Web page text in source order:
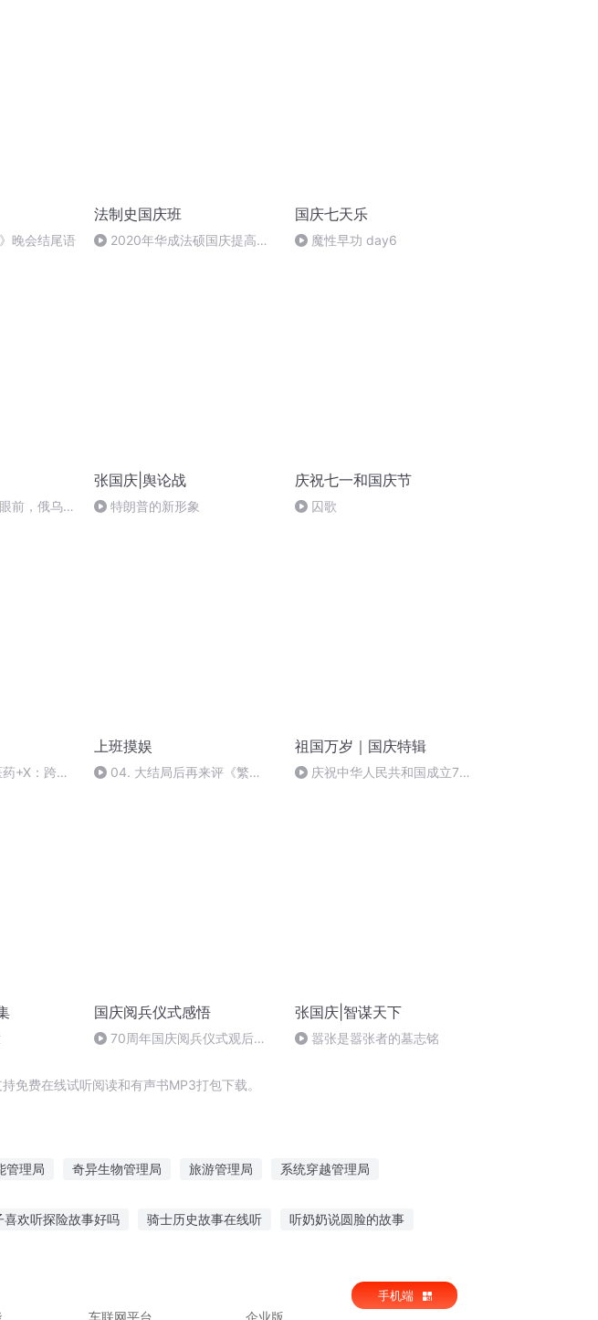
晚会结尾语
法制史国庆班
2020年华成法硕国庆提高班
国庆七天乐
魔性早功 day6
前，俄乌冲
张国庆|舆论战
特朗普的新形象
庆祝七一和国庆节
囚歌
+X：跨界
上班摸娱
04. 大结局后再来评《繁
祖国万岁｜国庆特辑
庆祝中华人民共和国成立73
国庆阅兵仪式感悟
70周年国庆阅兵仪式观后感
张国庆|智谋天下
嚣张是嚣张者的墓志铭
免费在线试听阅读和有声书MP3打包下载。
管理局 奇异生物管理局 旅游管理局 系统穿越管理局
喜欢听探险故事好吗 骑士历史故事在线听 听奶奶说圆脸的故事
车联网平台 企业版
手机端